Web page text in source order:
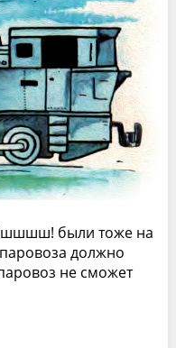
были тоже на
должно
не сможет